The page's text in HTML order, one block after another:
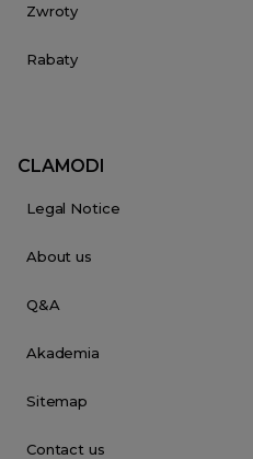
Zwroty
Rabaty
CLAMODI
Legal Notice
About us
Q&A
Akademia
Sitemap
Contact us